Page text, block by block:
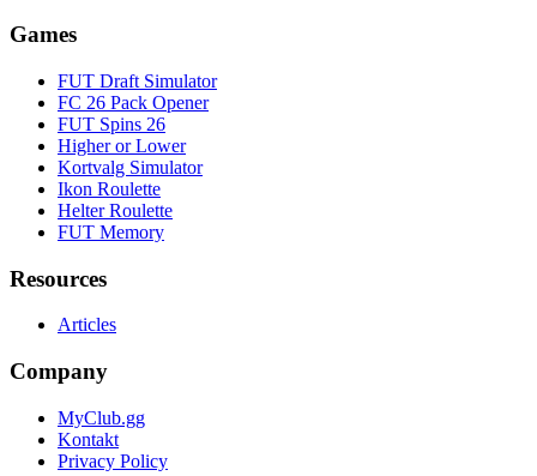
Games
FUT Draft Simulator
FC 26 Pack Opener
FUT Spins 26
Higher or Lower
Kortvalg Simulator
Ikon Roulette
Helter Roulette
FUT Memory
Resources
Articles
Company
MyClub.gg
Kontakt
Privacy Policy